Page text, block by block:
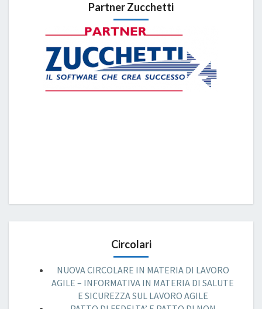
Partner Zucchetti
Circolari
NUOVA CIRCOLARE IN MATERIA DI LAVORO
AGILE – INFORMATIVA IN MATERIA DI SALUTE
E SICUREZZA SUL LAVORO AGILE